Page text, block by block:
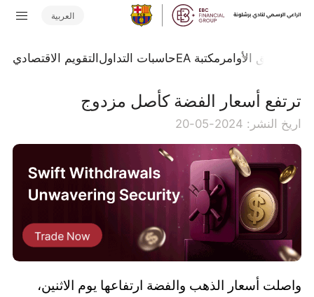
العربية
تدفق الأوامر مكتبة EA حاسبات التداولالتقويم الاقتصادي
ترتفع أسعار الفضة كأصل مزدوج
اريخ النشر: 2024-05-20
واصلت أسعار الذهب والفضة ارتفاعها يوم الاثنين،